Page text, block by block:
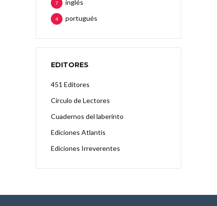
inglés
7
portugués
4
EDITORES
451 Editores
Círculo de Lectores
Cuadernos del laberinto
Ediciones Atlantis
Ediciones Irreverentes